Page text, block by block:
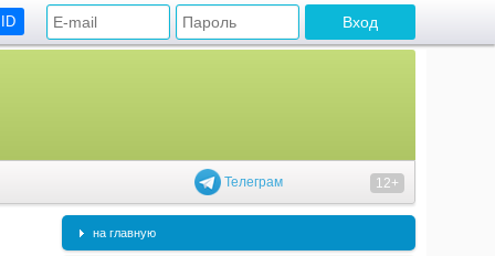
Телеграм 12+
на главную